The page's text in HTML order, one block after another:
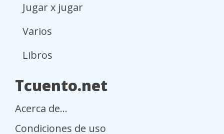
Jugar x jugar
Varios
Libros
Tcuento.net
Acerca de...
Condiciones de uso